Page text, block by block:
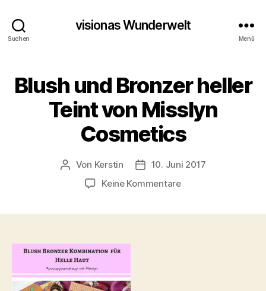
Suchen
visionas Wunderwelt
Menü
Blush und Bronzer heller
Teint von Misslyn
Cosmetics
Beitragsautor
Von Kerstin Beitragsdatum
10. Juni 2017
Keine Kommentarezu